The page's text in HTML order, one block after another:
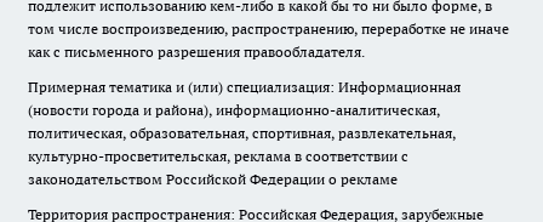
подлежит использованию кем-либо в какой бы то ни было форме, в
том числе воспроизведению, распространению, переработке не иначе
как с письменного разрешения правообладателя.
Примерная тематика и (или) специализация: Информационная
(новости города и района), информационно-аналитическая,
политическая, образовательная, спортивная, развлекательная,
культурно-просветительская, реклама в соответствии с
законодательством Российской Федерации о рекламе
Территория распространения: Российская Федерация, зарубежные